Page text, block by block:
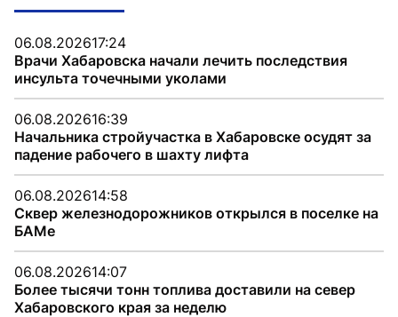
06.08.202617:24
Врачи Хабаровска начали лечить последствия
инсульта точечными уколами
06.08.202616:39
Начальника стройучастка в Хабаровске осудят за
падение рабочего в шахту лифта
06.08.202614:58
Сквер железнодорожников открылся в поселке на
БАМе
06.08.202614:07
Более тысячи тонн топлива доставили на север
Хабаровского края за неделю